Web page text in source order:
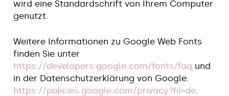
wird eine Standardschrift von Ihrem Computer
genutzt.
Weitere Informationen zu Google Web Fonts
finden Sie unter
https://developers.google.com/fonts/faq und
in der Datenschutzerklärung von Google:
https://policies.google.com/privacy?hl=de.